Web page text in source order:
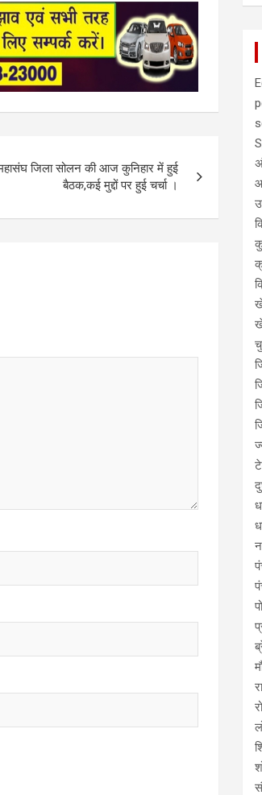
महासंघ जिला सोलन की आज कुनिहार में हुई
बैठक,कई मुद्दों पर हुई चर्चा ।